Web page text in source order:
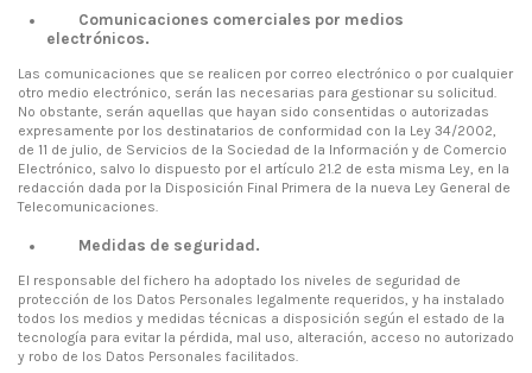
Comunicaciones comerciales por medios
electrónicos.
Las comunicaciones que se realicen por correo electrónico o por cualquier
otro medio electrónico, serán las necesarias para gestionar su solicitud.
No obstante, serán aquellas que hayan sido consentidas o autorizadas
expresamente por los destinatarios de conformidad con la Ley 34/2002,
de 11 de julio, de Servicios de la Sociedad de la Información y de Comercio
Electrónico, salvo lo dispuesto por el artículo 21.2 de esta misma Ley, en la
redacción dada por la Disposición Final Primera de la nueva Ley General de
Telecomunicaciones.
Medidas de seguridad.
El responsable del fichero ha adoptado los niveles de seguridad de
protección de los Datos Personales legalmente requeridos, y ha instalado
todos los medios y medidas técnicas a disposición según el estado de la
tecnología para evitar la pérdida, mal uso, alteración, acceso no autorizado
y robo de los Datos Personales facilitados.